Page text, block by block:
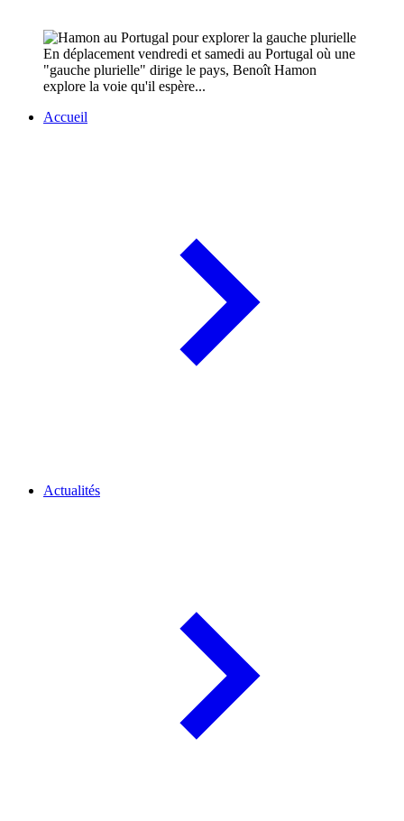
En déplacement vendredi et samedi au Portugal où une
"gauche plurielle" dirige le pays, Benoît Hamon
explore la voie qu'il espère...
Accueil
Actualités